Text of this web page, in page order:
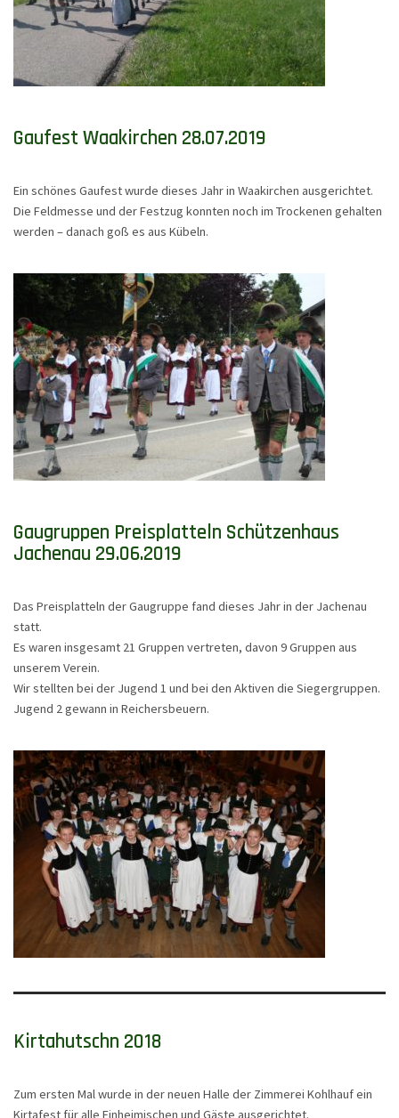
Gaufest Waakirchen 28.07.2019
Ein schönes Gaufest wurde dieses Jahr in Waakirchen ausgerichtet.
Die Feldmesse und der Festzug konnten noch im Trockenen gehalten
werden – danach goß es aus Kübeln.
Gaugruppen Preisplatteln Schützenhaus
Jachenau 29.06.2019
Das Preisplatteln der Gaugruppe fand dieses Jahr in der Jachenau
statt.
Es waren insgesamt 21 Gruppen vertreten, davon 9 Gruppen aus
unserem Verein.
Wir stellten bei der Jugend 1 und bei den Aktiven die Siegergruppen.
Jugend 2 gewann in Reichersbeuern.
Kirtahutschn 2018
Zum ersten Mal wurde in der neuen Halle der Zimmerei Kohlhauf ein
Kirtafest für alle Einheimischen und Gäste ausgerichtet.